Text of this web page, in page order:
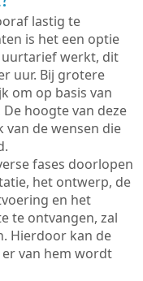
lastig te
is het een optie
uurtarief werkt, dit
uur. Bij grotere
om op basis van
hoogte van deze
van de wensen die
fases doorlopen
het ontwerp, de
en het
te ontvangen, zal
Hierdoor kan de
van hem wordt